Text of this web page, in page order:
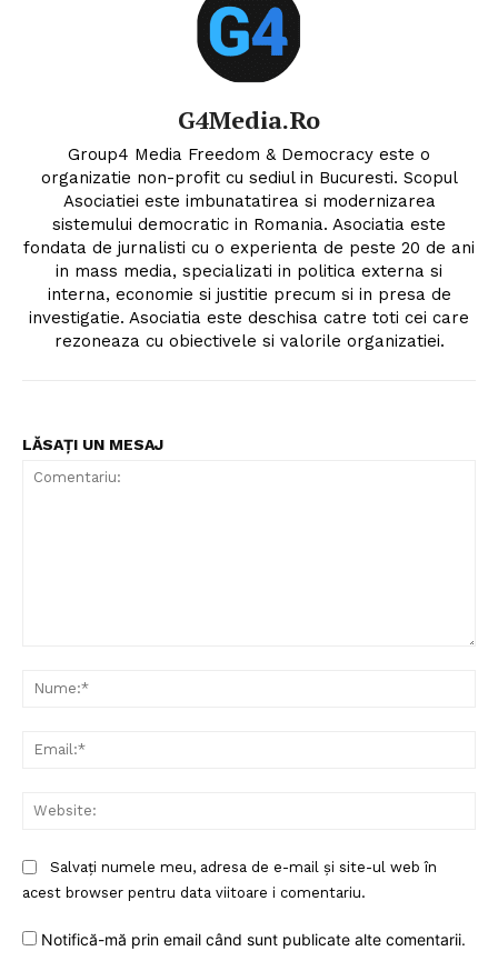
Un proiect
FREEDOM HOUSE ROMÂNIA
Despre noi / Echipa
G4Media.ro
Group4 Media Freedom & Democracy este o
organizatie non-profit cu sediul in Bucuresti. Scopul
Asociatiei este imbunatatirea si modernizarea
sistemului democratic in Romania. Asociatia este
fondata de jurnalisti cu o experienta de peste 20 de ani
in mass media, specializati in politica externa si
interna, economie si justitie precum si in presa de
investigatie. Asociatia este deschisa catre toti cei care
rezoneaza cu obiectivele si valorile organizatiei.
LĂSAȚI UN MESAJ
Salvați numele meu, adresa de e-mail și site-ul web în
acest browser pentru data viitoare i comentariu.
Notifică-mă prin email când sunt publicate alte comentarii.